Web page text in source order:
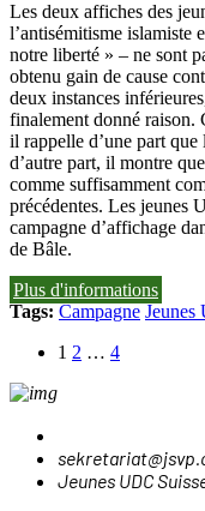
Les deux affiches des
l’antisémitisme islamiste
notre liberté » – ne sont
obtenu gain de cause
deux instances
finalement donné raison.
il rappelle d’une part que
d’autre part, il montre
comme suffisamment
précédentes. Les jeunes
campagne d’affichage
de Bâle.
Plus d'informations
Tags: Campagne Jeunes
1 2 … 4
Jeunes UDC